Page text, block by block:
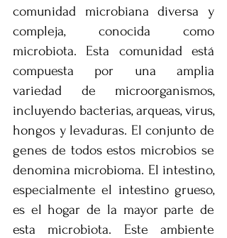
comunidad microbiana diversa y
compleja, conocida como
microbiota. Esta comunidad está
compuesta por una amplia
variedad de microorganismos,
incluyendo bacterias, arqueas, virus,
hongos y levaduras. El conjunto de
genes de todos estos microbios se
denomina microbioma. El intestino,
especialmente el intestino grueso,
es el hogar de la mayor parte de
esta microbiota. Este ambiente